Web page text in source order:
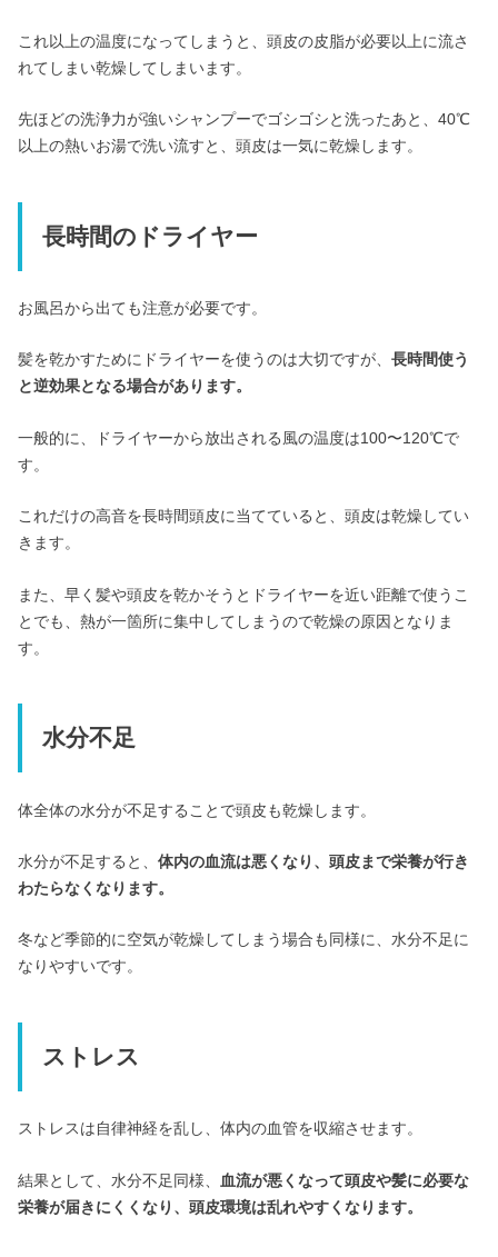
これ以上の温度になってしまうと、頭皮の皮脂が必要以上に流さ
れてしまい乾燥してしまいます。
先ほどの洗浄力が強いシャンプーでゴシゴシと洗ったあと、40℃
以上の熱いお湯で洗い流すと、頭皮は一気に乾燥します。
長時間のドライヤー
お風呂から出ても注意が必要です。
髪を乾かすためにドライヤーを使うのは大切ですが、長時間使う
と逆効果となる場合があります。
一般的に、ドライヤーから放出される風の温度は100〜120℃で
す。
これだけの高音を長時間頭皮に当てていると、頭皮は乾燥してい
きます。
また、早く髪や頭皮を乾かそうとドライヤーを近い距離で使うこ
とでも、熱が一箇所に集中してしまうので乾燥の原因となりま
す。
水分不足
体全体の水分が不足することで頭皮も乾燥します。
水分が不足すると、体内の血流は悪くなり、頭皮まで栄養が行き
わたらなくなります。
冬など季節的に空気が乾燥してしまう場合も同様に、水分不足に
なりやすいです。
ストレス
ストレスは自律神経を乱し、体内の血管を収縮させます。
結果として、水分不足同様、 血流が悪くなって頭皮や髪に必要な
栄養が届きにくくなり、頭皮環境は乱れやすくなります。